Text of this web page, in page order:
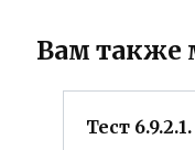
Вам также
Тест